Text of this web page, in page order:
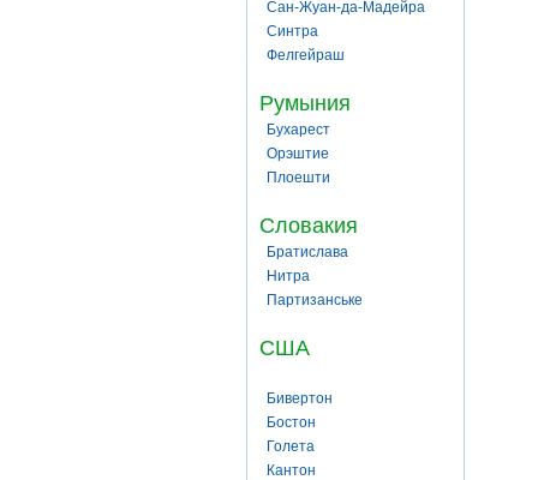
Сан-Жуан-да-Мадейра
Синтра
Фелгейраш
Румыния
Бухарест
Орэштие
Плоешти
Словакия
Братислава
Нитра
Партизанське
США
Бивертон
Бостон
Голета
Кантон